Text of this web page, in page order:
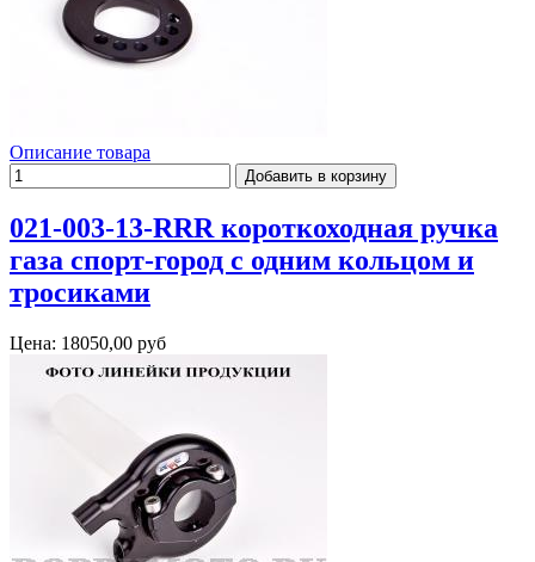
Описание товара
021-003-13-RRR короткоходная ручка
газа спорт-город с одним кольцом и
тросиками
Цена: 18050,00 руб